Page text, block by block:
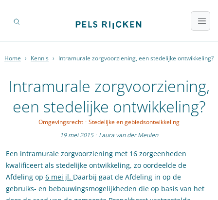
Home › Kennis › Intramurale zorgvoorziening, een stedelijke ontwikkeling?
Intramurale zorgvoorziening,
een stedelijke ontwikkeling?
Omgevingsrecht · Stedelijke en gebiedsontwikkeling
19 mei 2015 · Laura van der Meulen
Een intramurale zorgvoorziening met 16 zorgeenheden
kwalificeert als stedelijke ontwikkeling, zo oordeelde de
Afdeling op 6 mei jl. Daarbij gaat de Afdeling in op de
gebruiks- en bebouwingsmogelijkheden die op basis van het